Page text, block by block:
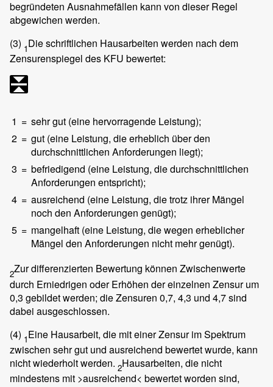
begründeten Ausnahmefällen kann von dieser Regel
abgewichen werden.
(3) 1Die schriftlichen Hausarbeiten werden nach dem
Zensurenspiegel des KFU bewertet:
1 = sehr gut (eine hervorragende Leistung);
2 = gut (eine Leistung, die erheblich über den
durchschnittlichen Anforderungen liegt);
3 = befriedigend (eine Leistung, die durchschnittlichen
Anforderungen entspricht);
4 = ausreichend (eine Leistung, die trotz ihrer Mängel
noch den Anforderungen genügt);
5 = mangelhaft (eine Leistung, die wegen erheblicher
Mängel den Anforderungen nicht mehr genügt).
2Zur differenzierten Bewertung können Zwischenwerte
durch Erniedrigen oder Erhöhen der einzelnen Zensur um
0,3 gebildet werden; die Zensuren 0,7, 4,3 und 4,7 sind
dabei ausgeschlossen.
(4) 1Eine Hausarbeit, die mit einer Zensur im Spektrum
zwischen sehr gut und ausreichend bewertet wurde, kann
nicht wiederholt werden. 2Hausarbeiten, die nicht
mindestens mit >ausreichend< bewertet worden sind,